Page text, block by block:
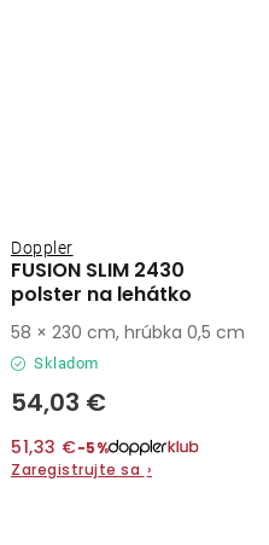
FUSION SLIM 2430
polster na lehátko
Doppler
Skladom
54,03 €
51,33 €−5%
Zaregistrujte sa ›
58 × 230 cm, hrúbka 0,5 cm